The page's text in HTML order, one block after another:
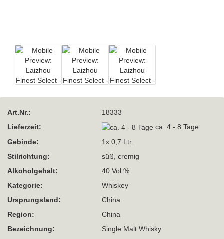
Art.Nr.:
18333
Lieferzeit:
ca. 4 - 8 Tage
Gebinde:
1x 0,7 Ltr.
Stilrichtung:
süß, cremig
Alkoholgehalt:
40 Vol %
Kategorie:
Whiskey
Ursprungsland:
China
Region:
China
Bezeichnung:
Single Malt Whisky